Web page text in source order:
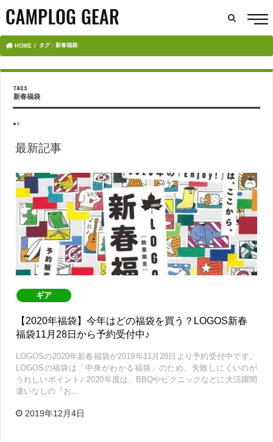
HOME タグ : 新春福袋
新春福袋
●×
最新記事
ギア
【2020年福袋】今年はどの福袋を買う？LOGOS新春
福袋11月28日から予約受付中♪
LOGOSの2020年新春福袋が2019年11月28日より予約受付中です。
LOGOSの福袋は「中身がわかる福袋」のため、失敗しにくいのが
うれしいポイント♪ 2020年度は、BBQやピクニックなどに大活躍間
違いなしの『お…
2019年12月4日